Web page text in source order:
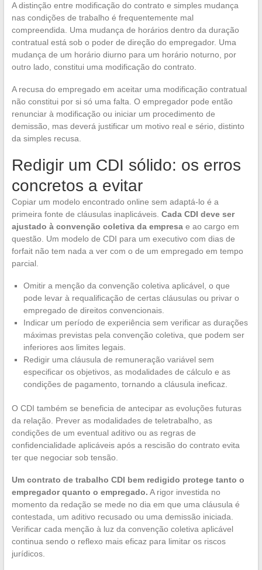
A distinção entre modificação do contrato e simples mudança
nas condições de trabalho é frequentemente mal
compreendida. Uma mudança de horários dentro da duração
contratual está sob o poder de direção do empregador. Uma
mudança de um horário diurno para um horário noturno, por
outro lado, constitui uma modificação do contrato.
A recusa do empregado em aceitar uma modificação contratual
não constitui por si só uma falta. O empregador pode então
renunciar à modificação ou iniciar um procedimento de
demissão, mas deverá justificar um motivo real e sério, distinto
da simples recusa.
Redigir um CDI sólido: os erros
concretos a evitar
Copiar um modelo encontrado online sem adaptá-lo é a
primeira fonte de cláusulas inaplicáveis. Cada CDI deve ser
ajustado à convenção coletiva da empresae ao cargo em
questão. Um modelo de CDI para um executivo com dias de
forfait não tem nada a ver com o de um empregado em tempo
parcial.
Omitir a menção da convenção coletiva aplicável, o que
pode levar à requalificação de certas cláusulas ou privar o
empregado de direitos convencionais.
Indicar um período de experiência sem verificar as durações
máximas previstas pela convenção coletiva, que podem ser
inferiores aos limites legais.
Redigir uma cláusula de remuneração variável sem
especificar os objetivos, as modalidades de cálculo e as
condições de pagamento, tornando a cláusula ineficaz.
O CDI também se beneficia de antecipar as evoluções futuras
da relação. Prever as modalidades de teletrabalho, as
condições de um eventual aditivo ou as regras de
confidencialidade aplicáveis após a rescisão do contrato evita
ter que negociar sob tensão.
Um contrato de trabalho CDI bem redigido protege tanto o
empregador quanto o empregado. A rigor investida no
momento da redação se mede no dia em que uma cláusula é
contestada, um aditivo recusado ou uma demissão iniciada.
Verificar cada menção à luz da convenção coletiva aplicável
continua sendo o reflexo mais eficaz para limitar os riscos
jurídicos.